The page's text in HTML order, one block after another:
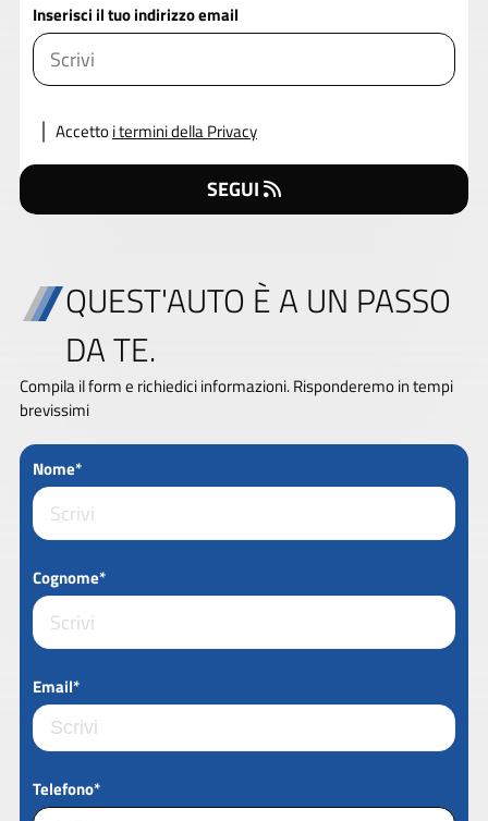
Inserisci il tuo indirizzo email
Accettoi termini della Privacy
SEGUI
QUEST'AUTO È A UN PASSO
DA TE.
Compila il form e richiedici informazioni. Risponderemo in tempi
brevissimi
Nome*
Cognome*
Email*
Telefono*